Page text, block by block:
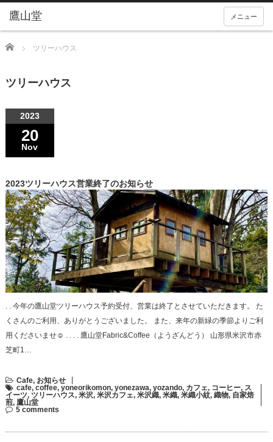
メニュー
Home ツリーハウス
ツリーハウス
2023
20
Nov
2023ツリーハウス営業終了のお知らせ
. . 今年の鷹山堂ツリーハウス予約受付、営業は終了とさせていただきます。 た
くさんのご利用、ありがとうございました。 また、来年の新緑の季節よりご利
用くださいませ☺︎ . . . . 鷹山堂Fabric&Coffee（ようざんどう） 山形県米沢市赤
芝町1…
Cafe, お知らせ
cafe, coffee, yoneorikomon, yonezawa, yozando, カフェ, コーヒー, ス
イーツ, ツリーハウス, 米沢, 米沢カフェ, 米沢織, 米織, 米織小紋, 織物, 自家焙
煎, 鷹山堂
5 comments